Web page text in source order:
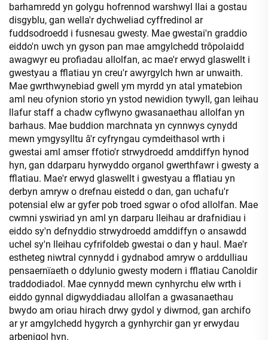
barhamredd yn golygu hofrennod warshwyl llai a gostau
disgyblu, gan wella'r dychweliad cyffredinol ar
fuddsodroedd i fusnesau gwesty. Mae gwestai'n graddio
eiddo'n uwch yn gyson pan mae amgylchedd trôpolaidd
awagwyr eu profiadau allolfan, ac mae'r erwyd glaswellt i
gwestyau a fflatiau yn creu'r awyrgylch hwn ar unwaith.
Mae gwrthwynebiad gwell ym myrdd yn atal ymatebion
aml neu ofynion storio yn ystod newidion tywyll, gan leihau
llafur staff a chadw cyflwyno gwasanaethau allolfan yn
barhaus. Mae buddion marchnata yn cynnwys cynydd
mewn ymgysylltu â'r cyfryngau cymdeithasol wrth i
gwestai aml amser ffotio'r strwydroedd amddiffyn hynod
hyn, gan ddarparu hyrwyddo organol gwerthfawr i gwesty a
fflatiau. Mae'r erwyd glaswellt i gwestyau a fflatiau yn
derbyn amryw o drefnau eistedd o dan, gan uchafu'r
potensial elw ar gyfer pob troed sgwar o ofod allolfan. Mae
cwmni yswiriad yn aml yn darparu lleihau ar drafnidiau i
eiddo sy'n defnyddio strwydroedd amddiffyn o ansawdd
uchel sy'n lleihau cyfrifoldeb gwestai o dan y haul. Mae'r
estheteg niwtral cynnydd i gydnabod amryw o arddulliau
pensaernïaeth o ddylunio gwesty modern i fflatiau Canoldir
traddodiadol. Mae cynnydd mewn cynhyrchu elw wrth i
eiddo gynnal digwyddiadau allolfan a gwasanaethau
bwydo am oriau hirach drwy gydol y diwrnod, gan archifo
ar yr amgylchedd hygyrch a gynhyrchir gan yr erwydau
arbenigol hyn.